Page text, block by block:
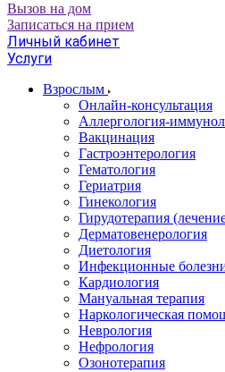
Вызов на дом
Записаться на прием
Личный кабинет
Услуги
Взрослым
Онлайн-консультация
Аллергология-
Вакцинация
Гастроэнтерология
Гематология
Гериатрия
Гинекология
Гирудотерапия
Дерматовенерология
Диетология
Инфекционные
Кардиология
Мануальная терапия
Наркологическая
Неврология
Нефрология
Озонотерапия